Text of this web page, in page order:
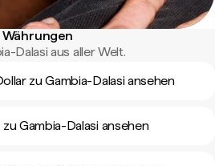
Währungen
Dalasi aus aller Welt.
zu Gambia-Dalasi ansehen
Gambia-Dalasi ansehen